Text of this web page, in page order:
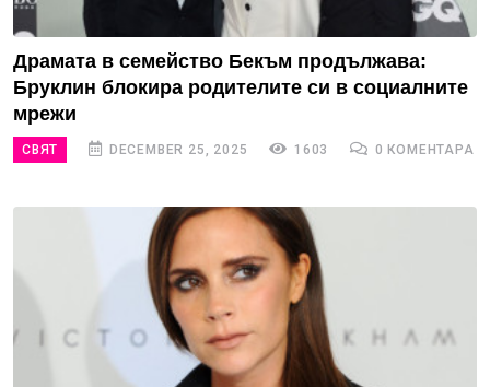
Драмата в семейство Бекъм продължава:
Бруклин блокира родителите си в социалните
мрежи
СВЯТ DECEMBER 25, 2025 1603 0 КОМЕНТАРА